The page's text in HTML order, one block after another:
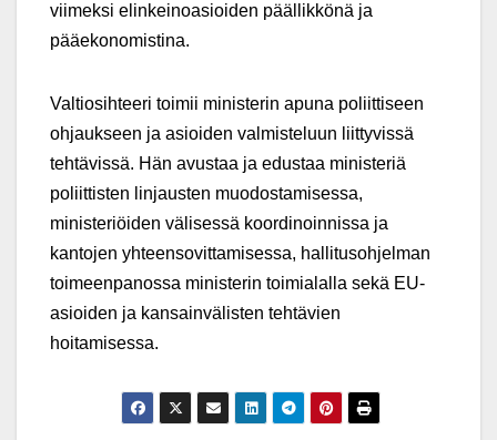
viimeksi elinkeinoasioiden päällikkönä ja
pääekonomistina.
Valtiosihteeri toimii ministerin apuna poliittiseen
ohjaukseen ja asioiden valmisteluun liittyvissä
tehtävissä. Hän avustaa ja edustaa ministeriä
poliittisten linjausten muodostamisessa,
ministeriöiden välisessä koordinoinnissa ja
kantojen yhteensovittamisessa, hallitusohjelman
toimeenpanossa ministerin toimialalla sekä EU-
asioiden ja kansainvälisten tehtävien
hoitamisessa.